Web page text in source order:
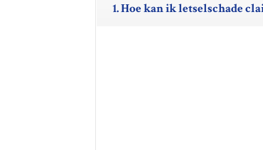
1. Hoe kan ik letselschade